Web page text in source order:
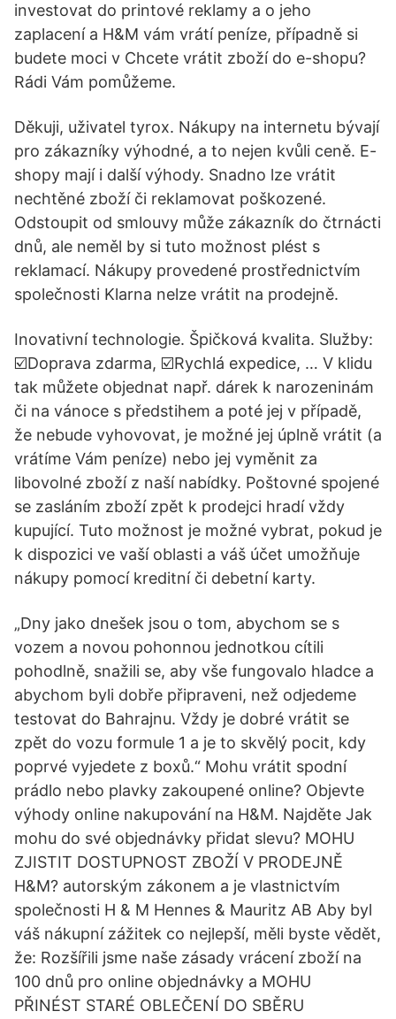
investovat do printové reklamy a o jeho
zaplacení a H&M vám vrátí peníze, případně si
budete moci v Chcete vrátit zboží do e-shopu?
Rádi Vám pomůžeme.
Děkuji, uživatel tyrox. Nákupy na internetu bývají
pro zákazníky výhodné, a to nejen kvůli ceně. E-
shopy mají i další výhody. Snadno lze vrátit
nechtěné zboží či reklamovat poškozené.
Odstoupit od smlouvy může zákazník do čtrnácti
dnů, ale neměl by si tuto možnost plést s
reklamací. Nákupy provedené prostřednictvím
společnosti Klarna nelze vrátit na prodejně.
Inovativní technologie. Špičková kvalita. Služby:
☑️Doprava zdarma, ☑️Rychlá expedice, … V klidu
tak můžete objednat např. dárek k narozeninám
či na vánoce s předstihem a poté jej v případě,
že nebude vyhovovat, je možné jej úplně vrátit (a
vrátíme Vám peníze) nebo jej vyměnit za
libovolné zboží z naší nabídky. Poštovné spojené
se zasláním zboží zpět k prodejci hradí vždy
kupující. Tuto možnost je možné vybrat, pokud je
k dispozici ve vaší oblasti a váš účet umožňuje
nákupy pomocí kreditní či debetní karty.
„Dny jako dnešek jsou o tom, abychom se s
vozem a novou pohonnou jednotkou cítili
pohodlně, snažili se, aby vše fungovalo hladce a
abychom byli dobře připraveni, než odjedeme
testovat do Bahrajnu. Vždy je dobré vrátit se
zpět do vozu formule 1 a je to skvělý pocit, kdy
poprvé vyjedete z boxů.“ Mohu vrátit spodní
prádlo nebo plavky zakoupené online? Objevte
výhody online nakupování na H&M. Najděte Jak
mohu do své objednávky přidat slevu? MOHU
ZJISTIT DOSTUPNOST ZBOŽÍ V PRODEJNĚ
H&M? autorským zákonem a je vlastnictvím
společnosti H & M Hennes & Mauritz AB Aby byl
váš nákupní zážitek co nejlepší, měli byste vědět,
že: Rozšířili jsme naše zásady vrácení zboží na
100 dnů pro online objednávky a MOHU
PŘINÉST STARÉ OBLEČENÍ DO SBĚRU